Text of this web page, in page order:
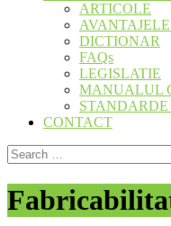
ARTICOLE
DICTIONAR
FAQs
LEGISLATIE
MANUALUL
CONTACT
Search
for: